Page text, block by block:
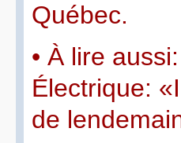
Québec.
• À lire
Électrique:
de